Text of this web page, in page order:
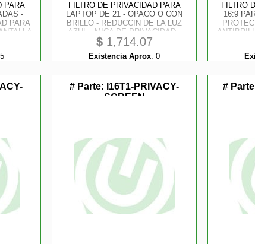
PARA
-
PARA
-
-
5
FILTRO DE PRIVACIDAD PARA
LAPTOP DE 21 - OPACO O CON
BRILLO - REDUCCIN DE LA LUZ
AZUL - MICA DE PRIVACIDAD -
STARTECH.COM MOD.
PRIVSCNMON21
$1,714.07
Existencia Aprox: 0
FILTRO
16:9
DE +/ -
# Parte: I16T1-PRIVACY-
SCREEN
#